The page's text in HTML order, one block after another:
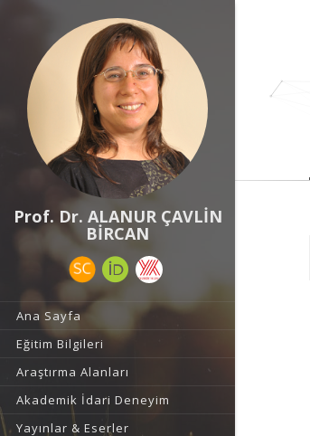
Prof. Dr. ALANUR ÇAVLİN
BİRCAN
Ana Sayfa
Eğitim Bilgileri
Araştırma Alanları
Akademik İdari Deneyim
Yayınlar & Eserler